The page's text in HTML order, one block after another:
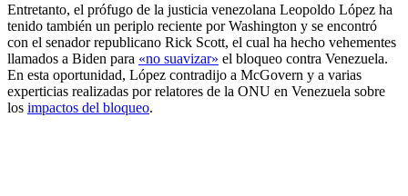
Entretanto, el prófugo de la justicia venezolana Leopoldo López ha
tenido también un periplo reciente por Washington y se encontró
con el senador republicano Rick Scott, el cual ha hecho vehementes
llamados a Biden para «no suavizar» el bloqueo contra Venezuela.
En esta oportunidad, López contradijo a McGovern y a varias
experticias realizadas por relatores de la ONU en Venezuela sobre
los impactos del bloqueo.